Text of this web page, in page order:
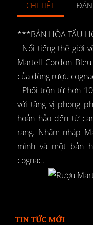
CHI TIẾT
***BẢN HÒA TẤU
- Nổi tiếng thế giới
Martell Cordon
của dòng rượu
- Phối trộn từ hơn
với tầng vị phong
hoản hảo đến từ
rang. Nhấm nháp
mình và một bản
cognac.
TIN TỨC MỚI